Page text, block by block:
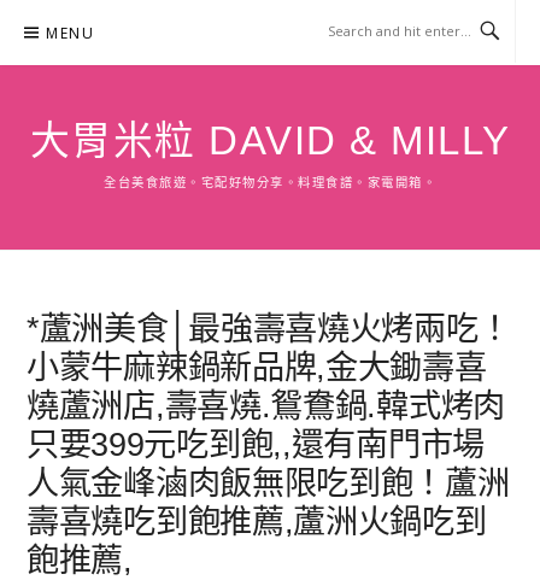
content
MENU
大胃米粒 DAVID & MILLY
全台美食旅遊。宅配好物分享。料理食譜。家電開箱。
*蘆洲美食│最強壽喜燒火烤兩吃！
小蒙牛麻辣鍋新品牌,金大鋤壽喜
燒蘆洲店,壽喜燒.鴛鴦鍋.韓式烤肉
只要399元吃到飽,,還有南門市場
人氣金峰滷肉飯無限吃到飽！蘆洲
壽喜燒吃到飽推薦,蘆洲火鍋吃到
飽推薦,